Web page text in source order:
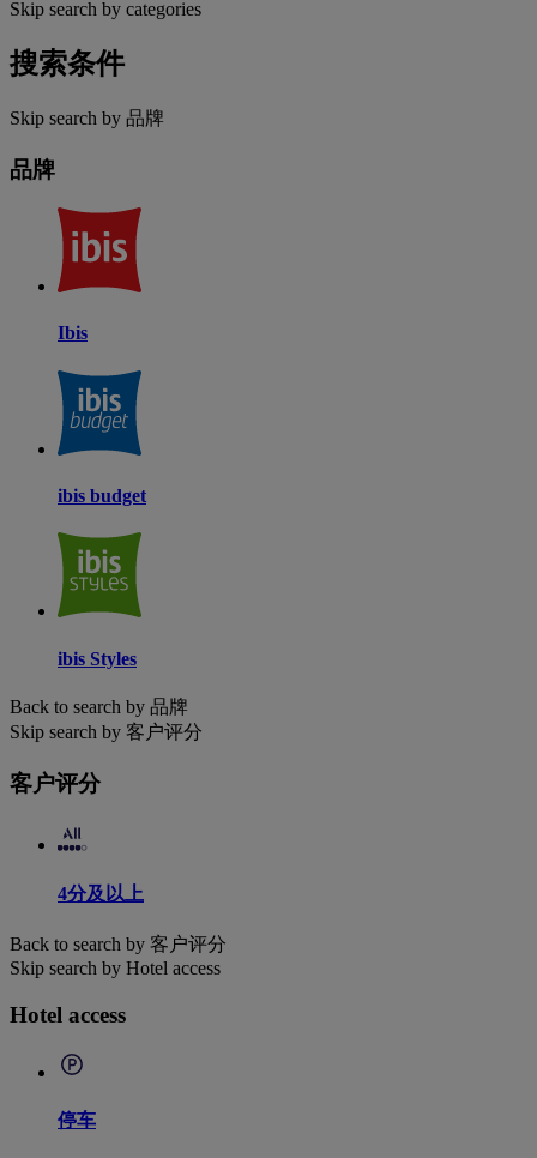
Skip search by categories
搜索条件
Skip search by 品牌
品牌
Ibis
ibis budget
ibis Styles
Back to search by 品牌
Skip search by 客户评分
客户评分
4分及以上
Back to search by 客户评分
Skip search by Hotel access
Hotel access
停车